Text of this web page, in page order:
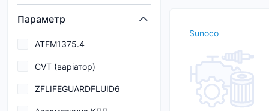
B2
B3
B4
B5
C1
Напів синтетична олива
Напівсинтетична олива
Параметр
ATFM1375.4
CVT (варіатор)
ZFLIFEGUARDFLUID6
Sunoco